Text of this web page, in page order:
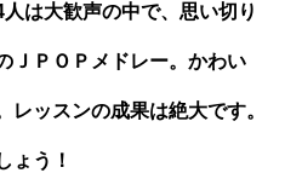
は大歓声の中で、思い切り
ＪＰＯＰメドレー。かわい
レッスンの成果は絶大です。
ょう！